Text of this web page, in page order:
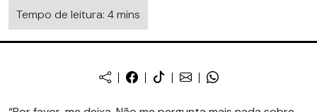
Tempo de leitura: 4 mins